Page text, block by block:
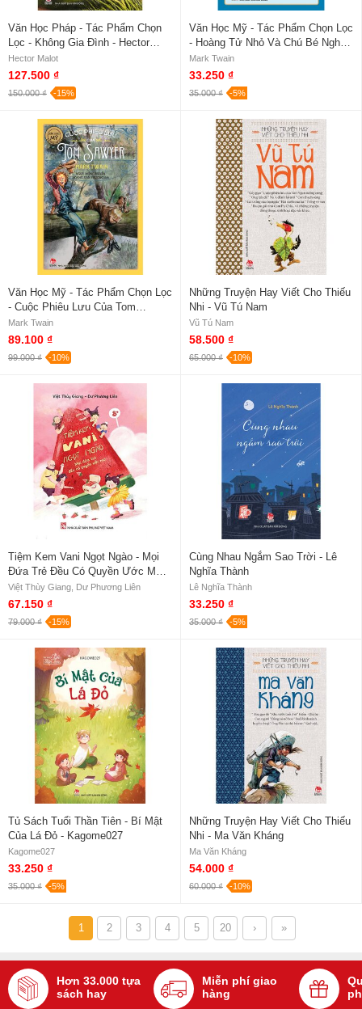
Văn Học Pháp - Tác Phẩm Chọn
Lọc - Không Gia Đình - Hector
Malot
Hector Malot
127.500 ₫
150.000 ₫ -15%
Văn Học Mỹ - Tác Phẩm Chọn Lọc
- Hoàng Tử Nhỏ Và Chú Bé Nghèo
Khổ - Mark Twain
Mark Twain
33.250 ₫
35.000 ₫ -5%
Văn Học Mỹ - Tác Phẩm Chọn Lọc
- Cuộc Phiêu Lưu Của Tom
Sawyer - Mark Twain
Mark Twain
89.100 ₫
99.000 ₫ -10%
Những Truyện Hay Viết Cho Thiếu
Nhi - Vũ Tú Nam
Vũ Tú Nam
58.500 ₫
65.000 ₫ -10%
Tiệm Kem Vani Ngọt Ngào - Mọi
Đứa Trẻ Đều Có Quyền Ước Mơ -
Việt Thùy Giang, Dư Phương Liên
Việt Thùy Giang, Dư Phương Liên
67.150 ₫
79.000 ₫ -15%
Cùng Nhau Ngắm Sao Trời - Lê
Nghĩa Thành
Lê Nghĩa Thành
33.250 ₫
35.000 ₫ -5%
Tủ Sách Tuổi Thần Tiên - Bí Mật
Của Lá Đỏ - Kagome027
Kagome027
33.250 ₫
35.000 ₫ -5%
Những Truyện Hay Viết Cho Thiếu
Nhi - Ma Văn Kháng
Ma Văn Kháng
54.000 ₫
60.000 ₫ -10%
1 2 3 4 5 20 › »
Hơn 33.000 tựa
sách hay
Miễn phí giao
hàng